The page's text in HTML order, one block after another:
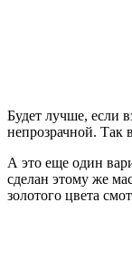
Будет лучше, если
непрозрачной. Так
А это еще один
сделан этому же
золотого цвета